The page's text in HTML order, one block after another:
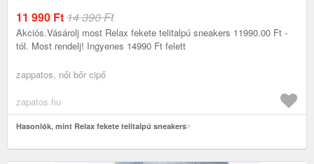
11 990 Ft14 390 Ft
Akciós.Vásárolj most Relax fekete telitalpú sneakers 11990.00 Ft -
tól. Most rendelj! Ingyenes 14990 Ft felett
zappatos, női bőr cipő
zapatos.hu
Hasonlók, mint Relax fekete telitalpú sneakers